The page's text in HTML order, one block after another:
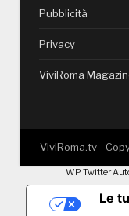
Pubblicità
Privacy
ViviRoma
ViviRoma.tv -
WP Twitter
Le